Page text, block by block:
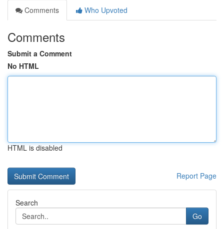
Comments
Who Upvoted
Comments
Submit a Comment
No HTML
HTML is disabled
Report Page
Search
Go